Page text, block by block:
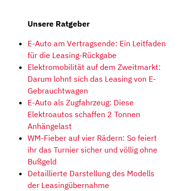
Unsere Ratgeber
E-Auto am Vertragsende: Ein Leitfaden
für die Leasing-Rückgabe
Elektromobilität auf dem Zweitmarkt:
Darum lohnt sich das Leasing von E-
Gebrauchtwagen
E-Auto als Zugfahrzeug: Diese
Elektroautos schaffen 2 Tonnen
Anhängelast
WM-Fieber auf vier Rädern: So feiert
ihr das Turnier sicher und völlig ohne
Bußgeld
Detaillierte Darstellung des Modells
der Leasingübernahme